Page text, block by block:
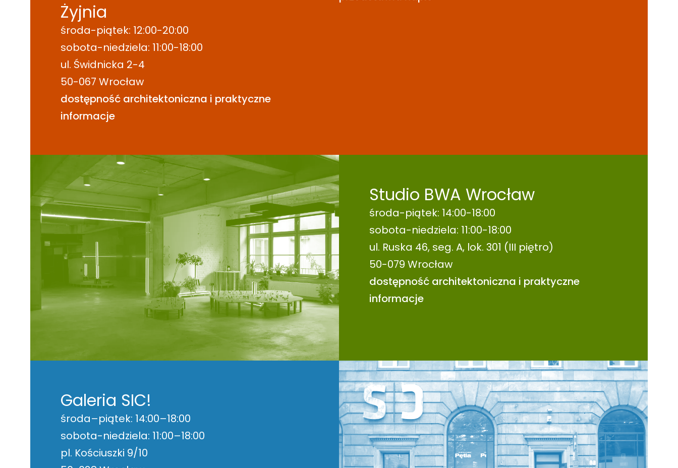
Żyjnia
środa-piątek: 12:00-20:00
sobota-niedziela: 11:00-18:00
ul. Świdnicka 2-4
50-067 Wrocław
dostępność architektoniczna i praktyczne
informacje
Studio BWA Wrocław
środa-piątek: 14:00-18:00
sobota-niedziela: 11:00-18:00
ul. Ruska 46, seg. A, lok. 301 (III piętro)
50-079 Wrocław
dostępność architektoniczna i praktyczne
informacje
Galeria SIC!
środa–piątek: 14:00–18:00
sobota-niedziela: 11:00–18:00
pl. Kościuszki 9/10